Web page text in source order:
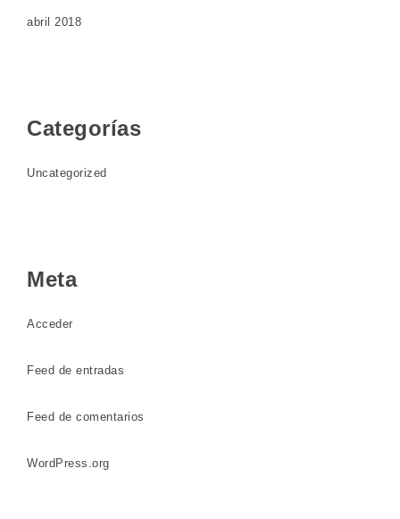
abril 2018
Categorías
Uncategorized
Meta
Acceder
Feed de entradas
Feed de comentarios
WordPress.org